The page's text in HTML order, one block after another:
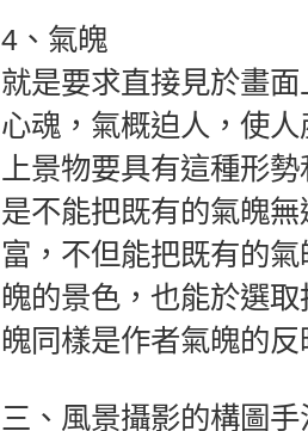
4、氣魄
就是要求直接見於畫
心魂，氣概迫人，使
上景物要具有這種形
是不能把既有的氣魄
富，不但能把既有的
魄的景色，也能於選
魄同樣是作者氣魄的反
三、風景攝影的構圖手